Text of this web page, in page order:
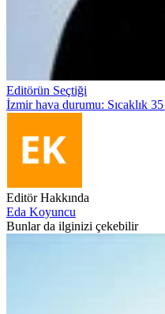
Editörün Seçtiği
İzmir hava durumu: Sıcaklık
Editör Hakkında
Eda Koyuncu
Bunlar da ilginizi çekebilir